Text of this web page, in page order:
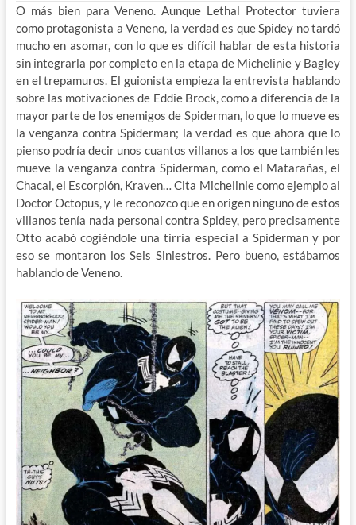
O más bien para Veneno. Aunque Lethal Protector tuviera
como protagonista a Veneno, la verdad es que Spidey no tardó
mucho en asomar, con lo que es difícil hablar de esta historia
sin integrarla por completo en la etapa de Michelinie y Bagley
en el trepamuros. El guionista empieza la entrevista hablando
sobre las motivaciones de Eddie Brock, como a diferencia de la
mayor parte de los enemigos de Spiderman, lo que lo mueve es
la venganza contra Spiderman; la verdad es que ahora que lo
pienso podría decir unos cuantos villanos a los que también les
mueve la venganza contra Spiderman, como el Matarañas, el
Chacal, el Escorpión, Kraven… Cita Michelinie como ejemplo al
Doctor Octopus, y le reconozco que en origen ninguno de estos
villanos tenía nada personal contra Spidey, pero precisamente
Otto acabó cogiéndole una tirria especial a Spiderman y por
eso se montaron los Seis Siniestros. Pero bueno, estábamos
hablando de Veneno.